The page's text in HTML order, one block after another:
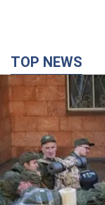
Кремль дав
Росія хоче
кінця року
Посилення
зростанням
час назад 3,9 т.